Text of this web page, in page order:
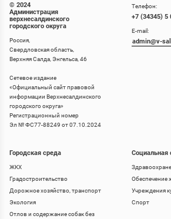
© 2024
Администрация
верхнесалдинского
городского округа
Россия,
Свердловская область,
Верхняя Салда, Энгельса, 46
Сетевое издание
«Официальный сайт правовой
информации Верхнесалдинского
городского округа»
Регистрационный номер
Эл № ФС77-88249 от 07.10.2024
Городская среда
ЖКХ
Градостроительство
Дорожное хозяйство, транспорт
Экология
Отлов и содержание собак без
Социальная
Обеспечение
Учреждения
Спорт
Телефон:
+7 (34345) 5
E-mail:
admin@v-